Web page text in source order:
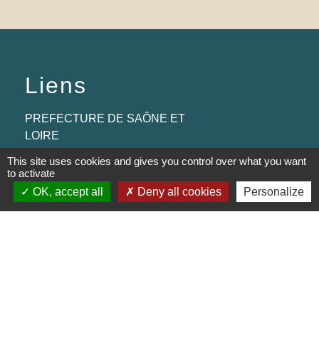
Liens
PREFECTURE DE SAÔNE ET
LOIRE
RÉGION BOURGOGNE-
FRANCHE-COMTE
CONSEIL DÉPARTEMENTAL DE
This site uses cookies and gives you control over what you want
to activate
OK, accept all
Deny all cookies Personalize